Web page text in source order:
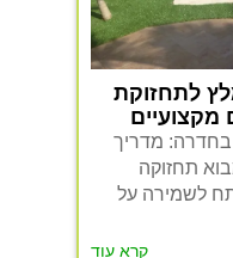
לתחזוקת
מקצועיים
בחדרה: מדריך
תחזוקה
לשמירה על
קרא עוד